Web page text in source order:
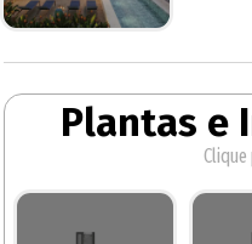
Plantas e